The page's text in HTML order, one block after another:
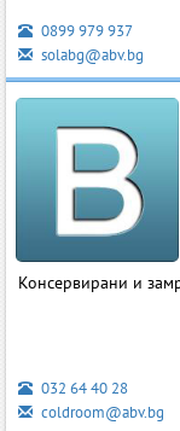
0899 979 937
solabg@abv.bg
Консервирани и
032 64 40 28
coldroom@abv.bg